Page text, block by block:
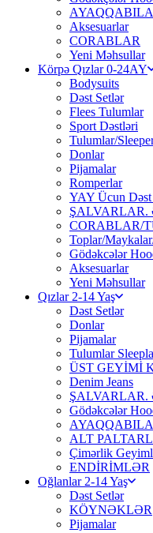
Aksesuarlar
CORABLAR
Yeni Məhsullar
Körpə Qızlar 0-24AY
Bodysuits
Dəst Setlər
Flees Tulumlar
Sport Dəstləri
Tulumlar/
Donlar
Pijamalar
Romperlar
YAY Ücun Dəst
CORABLAR/
Toplar/
Gödəkcələr
Aksesuarlar
Yeni Məhsullar
Qızlar 2-14 Yaş
Dəst Setlər
Donlar
Pijamalar
Tulumlar
ÜST GEYİMİ
Denim Jeans
Gödəkcələr
ALT
Çimərlik
ENDİRİMLƏR
Oğlanlar 2-14 Yaş
Dəst Setlər
KÖYNƏKLƏR
Pijamalar